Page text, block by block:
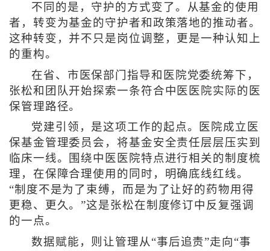
不同的是，守护的方式变了。从基金的使用
者，转变为基金的守护者和政策落地的推动者。
这种转变，并不只是岗位调整，更是一种认知上
的重构。
在省、市医保部门指导和医院党委统筹下，
张松和团队开始探索一条符合中医医院实际的医
保管理路径。
党建引领，是这项工作的起点。医院成立医
保基金管理委员会，将基金安全责任层层压实到
临床一线。围绕中医医院特点进行相关的制度梳
理，在保障合理使用的同时，明确底线红线。
“制度不是为了束缚，而是为了让好的药物用得
更稳、更久。”这是张松在制度修订中反复强调
的一点。
数据赋能，则让管理从“事后追责”走向“事